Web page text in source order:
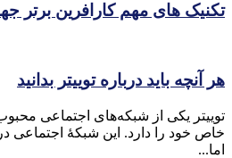
تکنیک های مهم کارافرین برتر
هر آنچه باید درباره توییتر بدانید
توییتر یکی از شبکه‌های اجتماعی
خاص خود را دارد. این شبکۀ اجتماعی
اما...